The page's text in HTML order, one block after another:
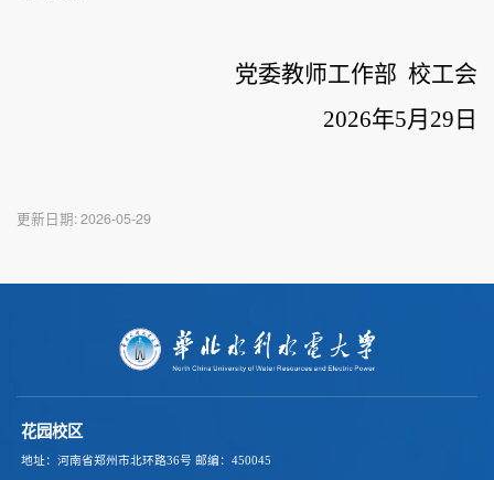
党委教师工作部 校工会
2026年5月29日
更新日期:2026-05-29
花园校区
地址：河南省郑州市北环路36号 邮编：450045